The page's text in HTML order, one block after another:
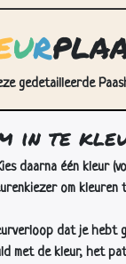
ur
gedetailleerde
in te
daarna één kleur
om
dat je hebt
met de kleur, het